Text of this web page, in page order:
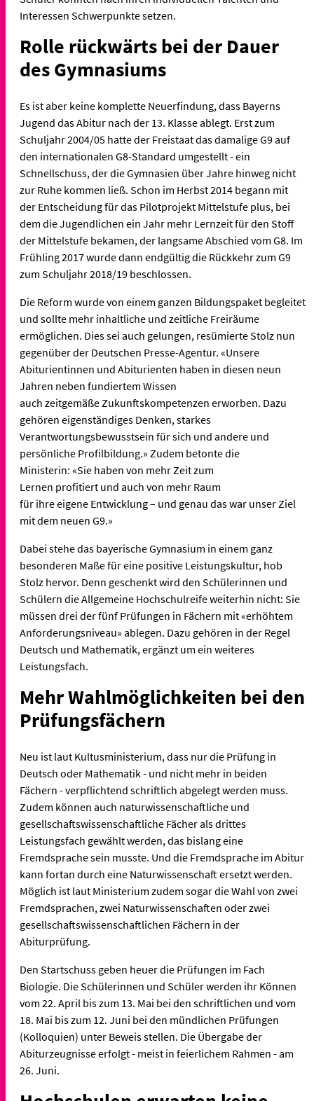
Interessen Schwerpunkte setzen.
Rolle rückwärts bei der Dauer
des Gymnasiums
Es ist aber keine komplette Neuerfindung, dass Bayerns
Jugend das Abitur nach der 13. Klasse ablegt. Erst zum
Schuljahr 2004/05 hatte der Freistaat das damalige G9 auf
den internationalen G8-Standard umgestellt - ein
Schnellschuss, der die Gymnasien über Jahre hinweg nicht
zur Ruhe kommen ließ. Schon im Herbst 2014 begann mit
der Entscheidung für das Pilotprojekt Mittelstufe plus, bei
dem die Jugendlichen ein Jahr mehr Lernzeit für den Stoff
der Mittelstufe bekamen, der langsame Abschied vom G8. Im
Frühling 2017 wurde dann endgültig die Rückkehr zum G9
zum Schuljahr 2018/19 beschlossen.
Die Reform wurde von einem ganzen Bildungspaket begleitet
und sollte mehr inhaltliche und zeitliche Freiräume
ermöglichen. Dies sei auch gelungen, resümierte Stolz nun
gegenüber der Deutschen Presse-Agentur. «Unsere
Abiturientinnen und Abiturienten haben in diesen neun
Jahren neben fundiertem Wissen
auch zeitgemäße Zukunftskompetenzen erworben. Dazu
gehören eigenständiges Denken, starkes
Verantwortungsbewusstsein für sich und andere und
persönliche Profilbildung.» Zudem betonte die
Ministerin: «Sie haben von mehr Zeit zum
Lernen profitiert und auch von mehr Raum
für ihre eigene Entwicklung – und genau das war unser Ziel
mit dem neuen G9.»
Dabei stehe das bayerische Gymnasium in einem ganz
besonderen Maße für eine positive Leistungskultur, hob
Stolz hervor. Denn geschenkt wird den Schülerinnen und
Schülern die Allgemeine Hochschulreife weiterhin nicht: Sie
müssen drei der fünf Prüfungen in Fächern mit «erhöhtem
Anforderungsniveau» ablegen. Dazu gehören in der Regel
Deutsch und Mathematik, ergänzt um ein weiteres
Leistungsfach.
Mehr Wahlmöglichkeiten bei den
Prüfungsfächern
Neu ist laut Kultusministerium, dass nur die Prüfung in
Deutsch oder Mathematik - und nicht mehr in beiden
Fächern - verpflichtend schriftlich abgelegt werden muss.
Zudem können auch naturwissenschaftliche und
gesellschaftswissenschaftliche Fächer als drittes
Leistungsfach gewählt werden, das bislang eine
Fremdsprache sein musste. Und die Fremdsprache im Abitur
kann fortan durch eine Naturwissenschaft ersetzt werden.
Möglich ist laut Ministerium zudem sogar die Wahl von zwei
Fremdsprachen, zwei Naturwissenschaften oder zwei
gesellschaftswissenschaftlichen Fächern in der
Abiturprüfung.
Den Startschuss geben heuer die Prüfungen im Fach
Biologie. Die Schülerinnen und Schüler werden ihr Können
vom 22. April bis zum 13. Mai bei den schriftlichen und vom
18. Mai bis zum 12. Juni bei den mündlichen Prüfungen
(Kolloquien) unter Beweis stellen. Die Übergabe der
Abiturzeugnisse erfolgt - meist in feierlichem Rahmen - am
26. Juni.